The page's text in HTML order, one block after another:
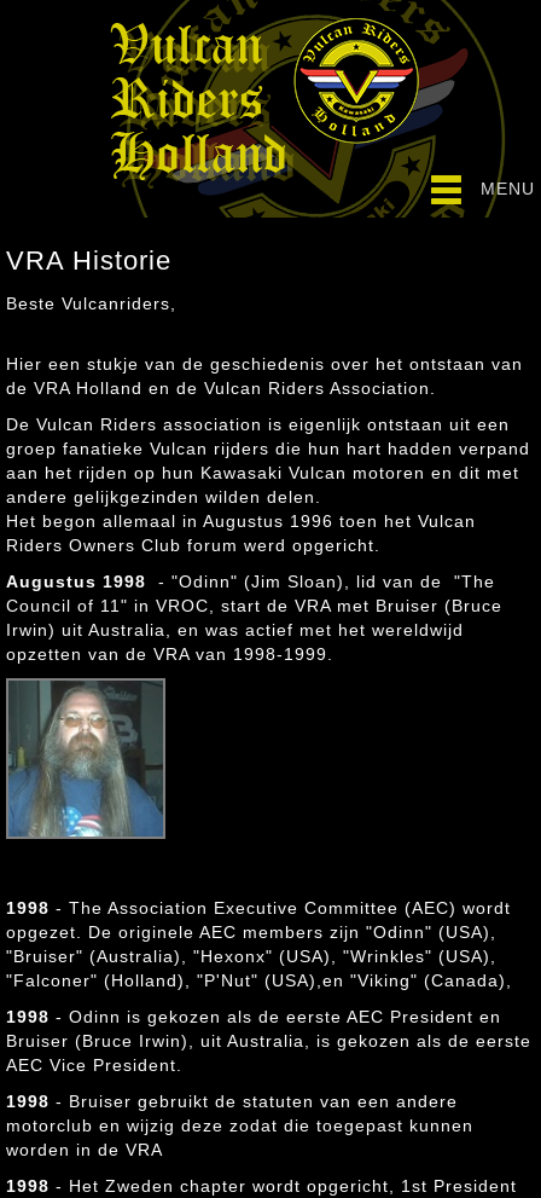
MENU
VRA Historie
Beste Vulcanriders,
Hier een stukje van de geschiedenis over het ontstaan van
de VRA Holland en de Vulcan Riders Association.
De Vulcan Riders association is eigenlijk ontstaan uit een
groep fanatieke Vulcan rijders die hun hart hadden verpand
aan het rijden op hun Kawasaki Vulcan motoren en dit met
andere gelijkgezinden wilden delen.
Het begon allemaal in Augustus 1996 toen het Vulcan
Riders Owners Club forum werd opgericht.
Augustus 1998 - "Odinn" (Jim Sloan), lid van de "The
Council of 11" in VROC, start de VRA met Bruiser (Bruce
Irwin) uit Australia, en was actief met het wereldwijd
opzetten van de VRA van 1998-1999.
1998 - The Association Executive Committee (AEC) wordt
opgezet. De originele AEC members zijn "Odinn" (USA),
"Bruiser" (Australia), "Hexonx" (USA), "Wrinkles" (USA),
"Falconer" (Holland), "P'Nut" (USA),en "Viking" (Canada),
1998 - Odinn is gekozen als de eerste AEC President en
Bruiser (Bruce Irwin), uit Australia, is gekozen als de eerste
AEC Vice President.
1998 - Bruiser gebruikt de statuten van een andere
motorclub en wijzig deze zodat die toegepast kunnen
worden in de VRA
1998 - Het Zweden chapter wordt opgericht, 1st President